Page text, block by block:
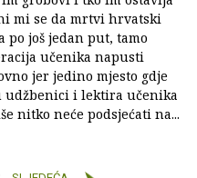
mi se da mrtvi hrvatski
još jedan put, tamo
učenika napusti
jer jedino mjesto gdje
i lektira učenika
nitko neće podsjećati na...